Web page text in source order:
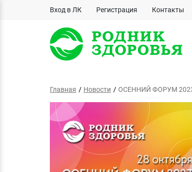
Вход в ЛК Регистрация Контакты
Главная Новости ОСЕННИЙ ФОРУМ 2023